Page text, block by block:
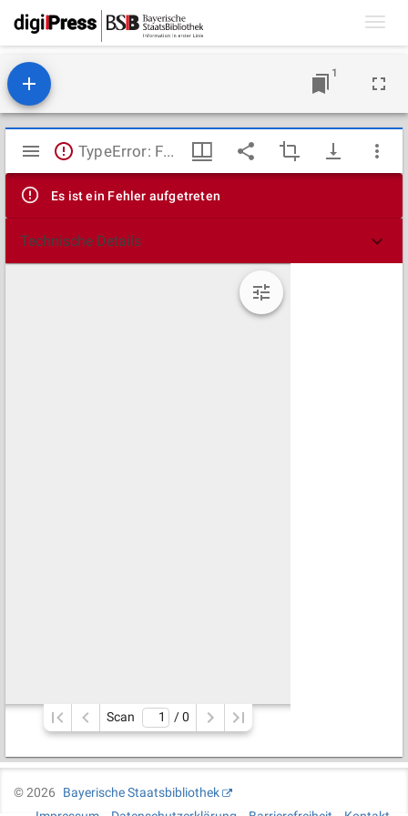
1
Mirador
Viewer
TypeError: Failed to fetch
Es ist ein Fehler aufgetreten
Technische Details
Scan / 0
©2026
Bayerische Staatsbibliothek